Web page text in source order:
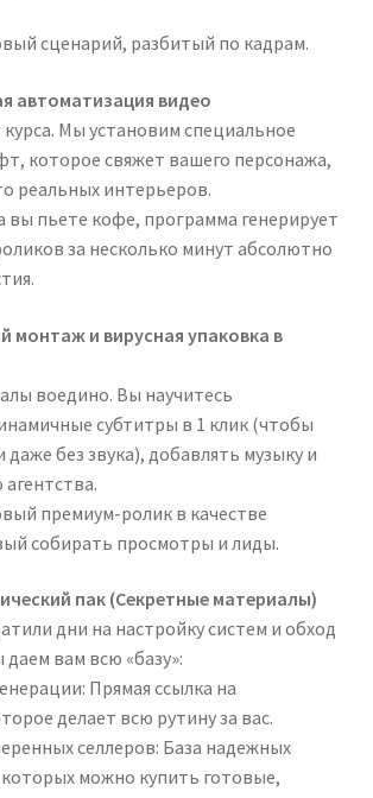
сценарий, разбитый по кадрам.
автоматизация видео
курса. Мы установим специальное
которое свяжет вашего персонажа,
реальных интерьеров.
вы пьете кофе, программа генерирует
за несколько минут абсолютно
монтаж и вирусная упаковка в
воедино. Вы научитесь
субтитры в 1 клик (чтобы
без звука), добавлять музыку и
премиум-ролик в качестве
собирать просмотры и лиды.
пак (Секретные материалы)
дни на настройку систем и обход
вам всю «базу»:
Прямая ссылка на
делает всю рутину за вас.
селлеров: База надежных
можно купить готовые,